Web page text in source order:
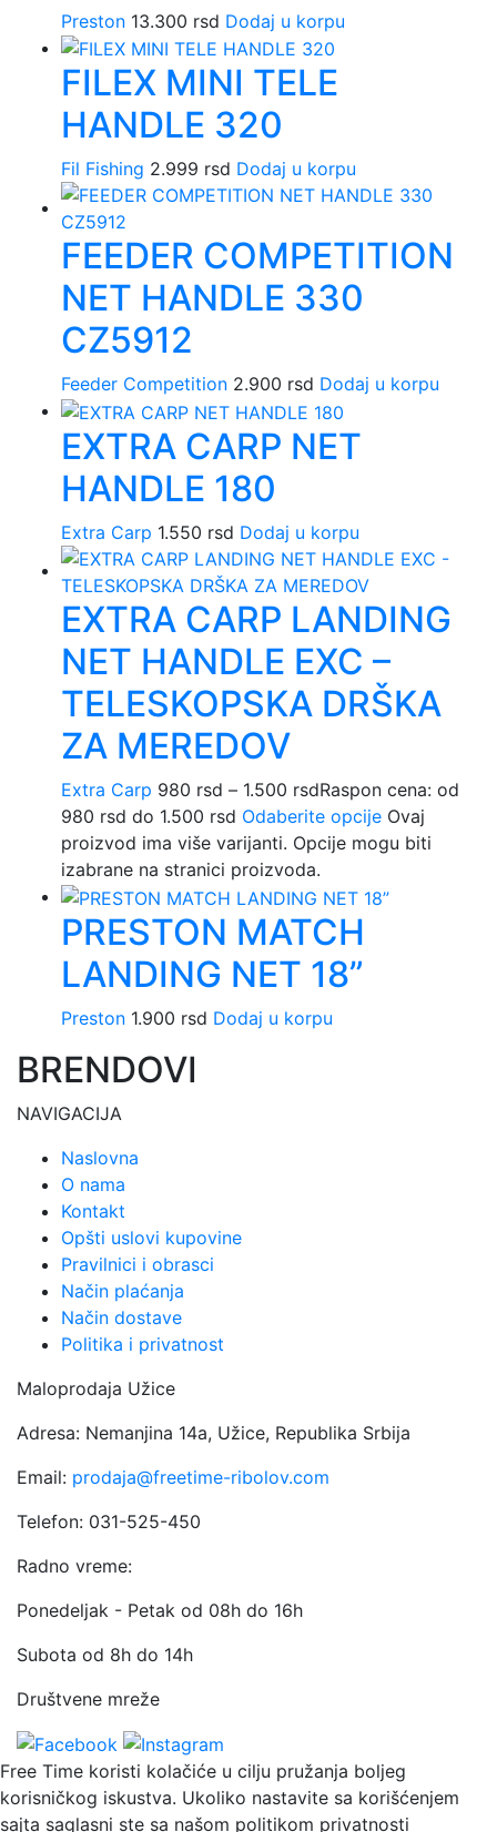
Preston 13.300 rsd Dodaj u korpu
FILEX MINI TELE
HANDLE 320
Fil Fishing 2.999 rsd Dodaj u korpu
FEEDER COMPETITION
NET HANDLE 330
CZ5912
Feeder Competition 2.900 rsd Dodaj u korpu
EXTRA CARP NET
HANDLE 180
Extra Carp 1.550 rsd Dodaj u korpu
EXTRA CARP LANDING
NET HANDLE EXC –
TELESKOPSKA DRŠKA
ZA MEREDOV
Extra Carp 980 rsd – 1.500 rsdRaspon cena: od
980 rsd do 1.500 rsd Odaberite opcije Ovaj
proizvod ima više varijanti. Opcije mogu biti
izabrane na stranici proizvoda.
PRESTON MATCH
LANDING NET 18”
Preston 1.900 rsd Dodaj u korpu
BRENDOVI
NAVIGACIJA
Naslovna
O nama
Kontakt
Opšti uslovi kupovine
Pravilnici i obrasci
Način plaćanja
Način dostave
Politika i privatnost
Maloprodaja Užice
Adresa: Nemanjina 14a, Užice, Republika Srbija
Email: prodaja@freetime-ribolov.com
Telefon: 031-525-450
Radno vreme:
Ponedeljak - Petak od 08h do 16h
Subota od 8h do 14h
Društvene mreže
Free Time koristi kolačiće u cilju pružanja boljeg
korisničkog iskustva. Ukoliko nastavite sa korišćenjem
sajta saglasni ste sa našom politikom privatnosti